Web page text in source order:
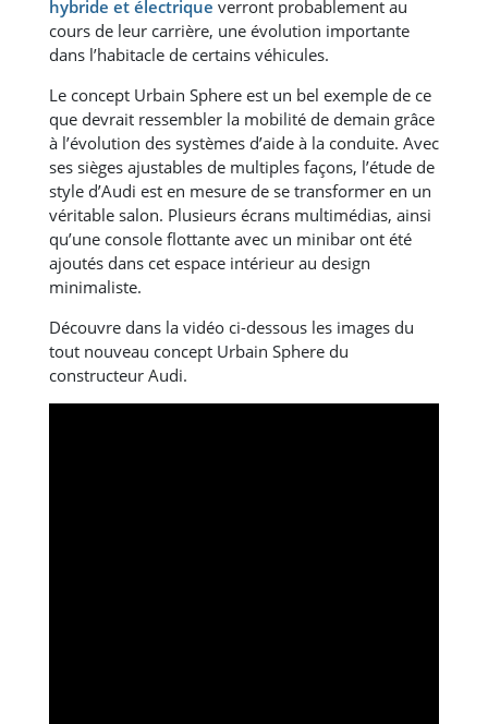
hybride et électrique verront probablement au
cours de leur carrière, une évolution importante
dans l’habitacle de certains véhicules.
Le concept Urbain Sphere est un bel exemple de ce
que devrait ressembler la mobilité de demain grâce
à l’évolution des systèmes d’aide à la conduite. Avec
ses sièges ajustables de multiples façons, l’étude de
style d’Audi est en mesure de se transformer en un
véritable salon. Plusieurs écrans multimédias, ainsi
qu’une console flottante avec un minibar ont été
ajoutés dans cet espace intérieur au design
minimaliste.
Découvre dans la vidéo ci-dessous les images du
tout nouveau concept Urbain Sphere du
constructeur Audi.